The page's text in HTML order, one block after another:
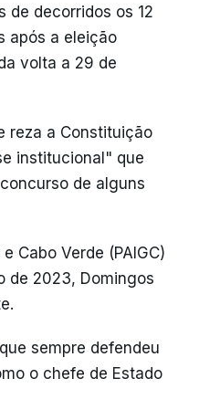
de decorridos os 12
após a eleição
volta a 29 de
reza a Constituição
institucional" que
de alguns
Cabo Verde (PAIGC)
de 2023, Domingos
sempre defendeu
o chefe de Estado